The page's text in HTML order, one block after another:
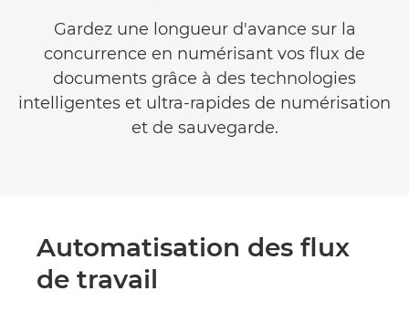
Gardez une longueur d'avance sur la
concurrence en numérisant vos flux de
documents grâce à des technologies
intelligentes et ultra-rapides de numérisation
et de sauvegarde.
Automatisation des flux
de travail